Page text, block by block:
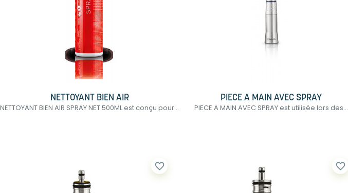
NETTOYANT BIEN AIR
NETTOYANT BIEN AIR SPRAY NET 500ML est conçu pour...
PIECE A MAIN AVEC SPRAY
PIECE A MAIN AVEC SPRAY est utilisée lors des...
favorite_border favorite_border